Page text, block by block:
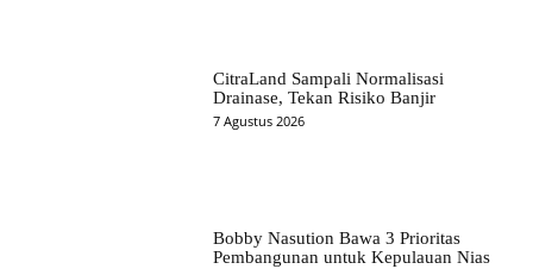
CitraLand Sampali Normalisasi
Drainase, Tekan Risiko Banjir
7 Agustus 2026
Bobby Nasution Bawa 3 Prioritas
Pembangunan untuk Kepulauan Nias